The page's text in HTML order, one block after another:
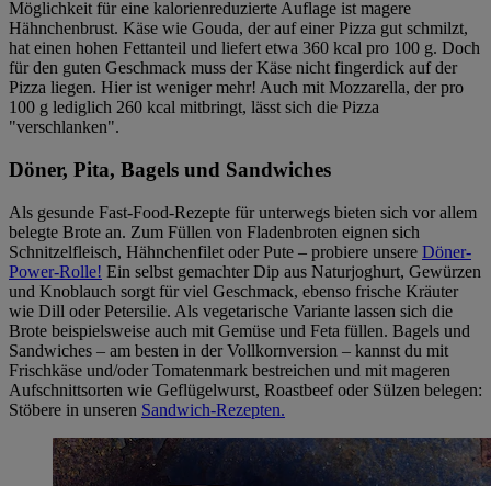
Möglichkeit für eine kalorienreduzierte Auflage ist magere
Hähnchenbrust. Käse wie Gouda, der auf einer Pizza gut schmilzt,
hat einen hohen Fettanteil und liefert etwa 360 kcal pro 100 g. Doch
für den guten Geschmack muss der Käse nicht fingerdick auf der
Pizza liegen. Hier ist weniger mehr! Auch mit Mozzarella, der pro
100 g lediglich 260 kcal mitbringt, lässt sich die Pizza
"verschlanken".
Döner, Pita, Bagels und Sandwiches
Als gesunde Fast-Food-Rezepte für unterwegs bieten sich vor allem
belegte Brote an. Zum Füllen von Fladenbroten eignen sich
Schnitzelfleisch, Hähnchenfilet oder Pute – probiere unsere Döner-
Power-Rolle! Ein selbst gemachter Dip aus Naturjoghurt, Gewürzen
und Knoblauch sorgt für viel Geschmack, ebenso frische Kräuter
wie Dill oder Petersilie. Als vegetarische Variante lassen sich die
Brote beispielsweise auch mit Gemüse und Feta füllen. Bagels und
Sandwiches – am besten in der Vollkornversion – kannst du mit
Frischkäse und/oder Tomatenmark bestreichen und mit mageren
Aufschnittsorten wie Geflügelwurst, Roastbeef oder Sülzen belegen:
Stöbere in unseren Sandwich-Rezepten.